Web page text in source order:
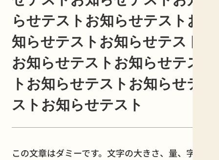
らせテストお知らせテストお
知らせテストお知らせテスト
お知らせテストお知らせテス
トお知らせテストお知らせテ
ストお知らせテスト
この文章はダミーです。文字の大きさ、量、字